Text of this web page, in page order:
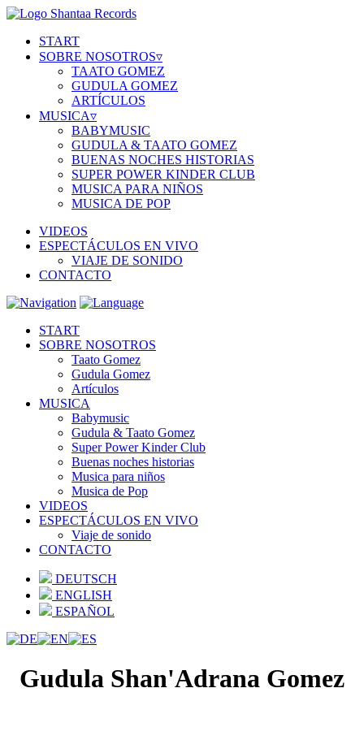
START
SOBRE NOSOTROS▿
TAATO GOMEZ
GUDULA GOMEZ
ARTÍCULOS
MUSICA▿
BABYMUSIC
GUDULA & TAATO GOMEZ
BUENAS NOCHES HISTORIAS
SUPER POWER KINDER CLUB
MUSICA PARA NIÑOS
MUSICA DE POP
VIDEOS
ESPECTÁCULOS EN VIVO
VIAJE DE SONIDO
CONTACTO
START
SOBRE NOSOTROS
Taato Gomez
Gudula Gomez
Artículos
MUSICA
Babymusic
Gudula & Taato Gomez
Super Power Kinder Club
Buenas noches historias
Musica para niños
Musica de Pop
VIDEOS
ESPECTÁCULOS EN VIVO
Viaje de sonido
CONTACTO
DEUTSCH
ENGLISH
ESPAÑOL
Gudula Shan'Adrana Gomez